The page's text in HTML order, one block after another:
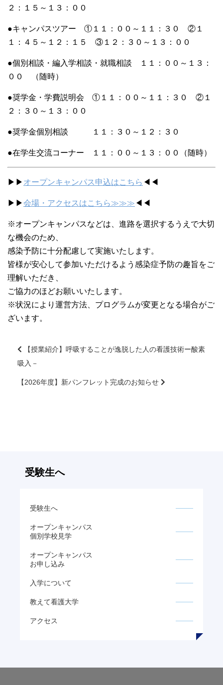
２：１５～１３：００
●キャンパスツアー ①１１：００～１１：３０ ②１
１：４５～１２：１５ ③１２：３０～１３：００
●個別相談・編入学相談・就職相談 １１：００～１３：
００ （随時）
●奨学金・学費説明会 ①１１：００～１１：３０ ②１
２：３０～１３：００
●奨学金個別相談 １１：３０～１２：３０
●在学生交流コーナー １１：００～１３：００（随時）
▶▶ オープンキャンパス申込はこちら ◀◀
▶▶会場・アクセスはこちら≫≫≫ ◀◀
※オープンキャンパスなどは、進路を選択するうえで大切
な機会のため、
感染予防に十分配慮して実施いたします。
皆様が安心して参加いただけるよう感染症予防の趣旨をご
理解いただき、
ご協力のほどお願いいたします。
※状況により運営方法、プログラムが変更となる場合がご
ざいます。
【授業紹介】呼吸することが逸脱した人の看護技術ー酸素
吸入－
【2026年度】新パンフレット完成のお知らせ
受験生へ
受験生へ
オープンキャンパス
個別学校見学
オープンキャンパス
お申し込み
入学について
教えて看護大学
アクセス